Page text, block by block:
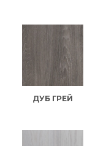
ДУБ ГРЕЙ